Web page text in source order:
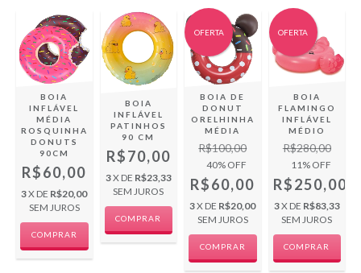
BOIA
INFLÁVEL
MÉDIA
ROSQUINHA
DONUTS
90CM
R$60,00
3X DE R$20,00
SEM JUROS
COMPRAR
BOIA
INFLÁVEL
PATINHOS
90 CM
R$70,00
3X DE R$23,33
SEM JUROS
OFERTA
BOIA DE
DONUT
ORELHINHA
MÉDIA
R$100,00
40% OFF
R$60,00
3X DE R$20,00
SEM JUROS
COMPRAR
OFERTA
BOIA
FLAMINGO
INFLÁVEL
MÉDIO
R$280,00
11 % OFF
R$250,00
3X DE R$83,33
SEM JUROS